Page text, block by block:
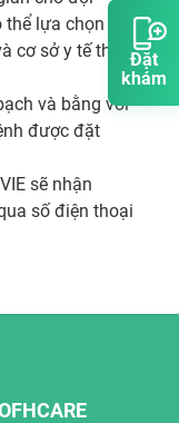
Đặt
khám
thể lựa chọn
cơ sở y tế theo
và bằng với
được đặt
sẽ nhận
số điện thoại